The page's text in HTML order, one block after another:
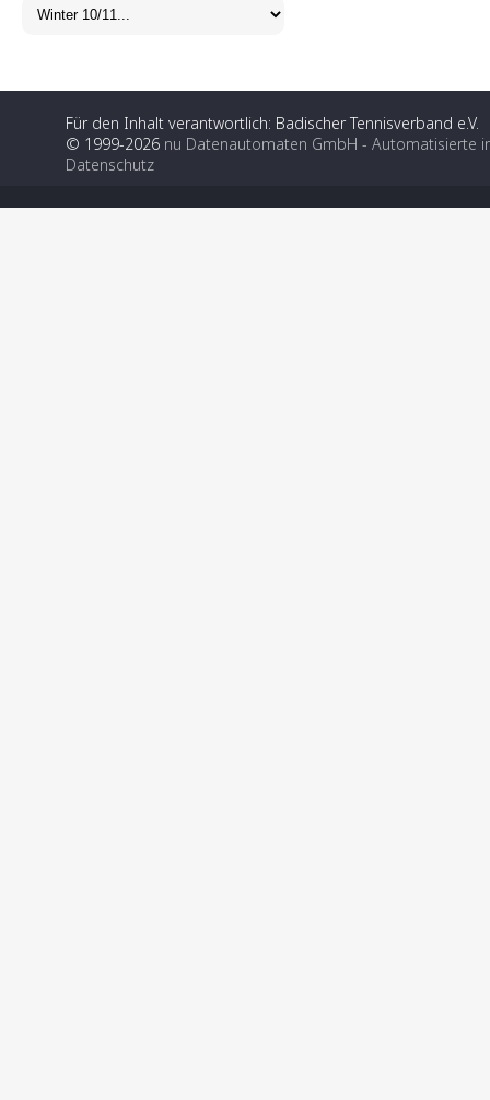
Für den Inhalt verantwortlich: Badischer Tennisverband e.V.
© 1999-2026 nu Datenautomaten GmbH - Automatisierte
Datenschutz